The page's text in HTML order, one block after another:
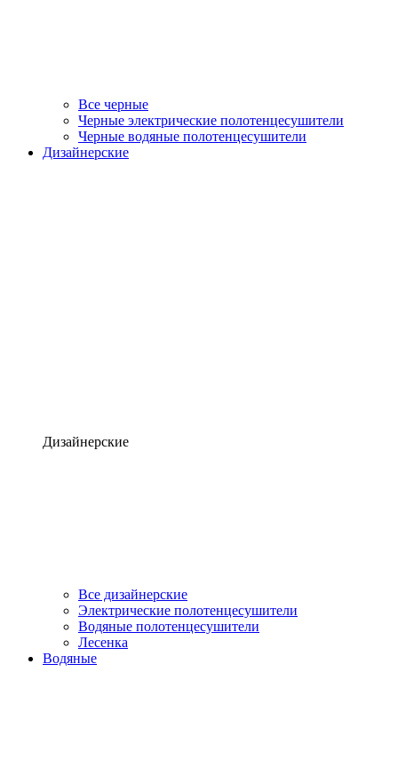
Все черные
Черные электрические полотенцесушители
Черные водяные полотенцесушители
Дизайнерские
Дизайнерские
Все дизайнерские
Электрические полотенцесушители
Водяные полотенцесушители
Лесенка
Водяные